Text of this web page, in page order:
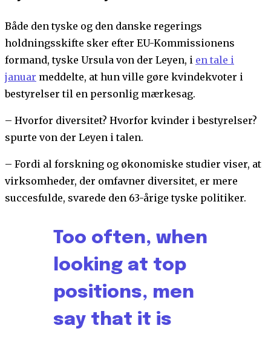
Både den tyske og den danske regerings
holdningsskifte sker efter EU-Kommissionens
formand, tyske Ursula von der Leyen, i en tale i
januar meddelte, at hun ville gøre kvindekvoter i
bestyrelser til en personlig mærkesag.
– Hvorfor diversitet? Hvorfor kvinder i bestyrelser?
spurte von der Leyen i talen.
– Fordi al forskning og økonomiske studier viser, at
virksomheder, der omfavner diversitet, er mere
succesfulde, svarede den 63-årige tyske politiker.
Too often, when
looking at top
positions, men
say that it is